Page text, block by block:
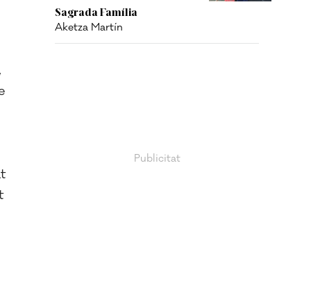
Sagrada Família
Aketza Martín